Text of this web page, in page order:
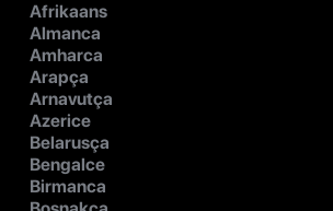
Afrikaans
Almanca
Amharca
Arapça
Arnavutça
Azerice
Belarusça
Bengalce
Birmanca